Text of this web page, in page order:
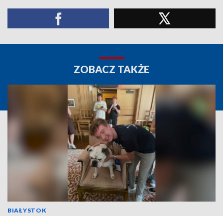
ZOBACZ TAKŻE
BIAŁYSTOK